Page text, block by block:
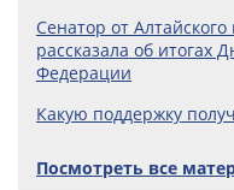
Сенатор от
рассказала об итогах
Федерации
Какую поддержку
Посмотреть все